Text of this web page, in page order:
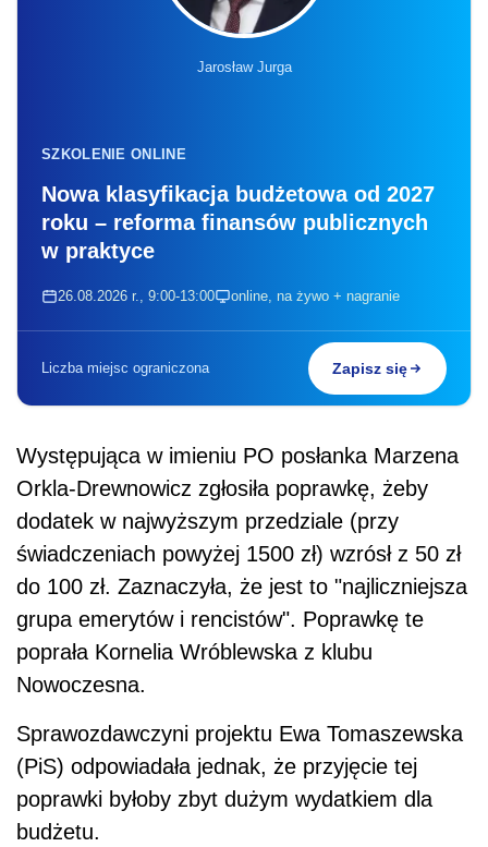
Jarosław Jurga
SZKOLENIE ONLINE
Nowa klasyfikacja budżetowa od 2027
roku – reforma finansów publicznych
w praktyce
26.08.2026 r., 9:00-13:00 online, na żywo + nagranie
Liczba miejsc ograniczona Zapisz się
Występująca w imieniu PO posłanka Marzena
Orkla-Drewnowicz zgłosiła poprawkę, żeby
dodatek w najwyższym przedziale (przy
świadczeniach powyżej 1500 zł) wzrósł z 50 zł
do 100 zł. Zaznaczyła, że jest to "najliczniejsza
grupa emerytów i rencistów". Poprawkę te
poprała Kornelia Wróblewska z klubu
Nowoczesna.
Sprawozdawczyni projektu Ewa Tomaszewska
(PiS) odpowiadała jednak, że przyjęcie tej
poprawki byłoby zbyt dużym wydatkiem dla
budżetu.